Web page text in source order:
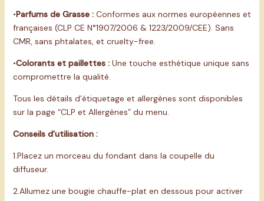
•Parfums de Grasse :Conformes aux normes européennes et
françaises (CLP CE N°1907/2006 & 1223/2009/CEE). Sans
CMR, sans phtalates, et cruelty-free.
•Colorants et paillettes :Une touche esthétique unique sans
compromettre la qualité.
Tous les détails d’étiquetage et allergènes sont disponibles
sur la page “CLP et Allergènes” du menu.
Conseils d’utilisation :
1.Placez un morceau du fondant dans la coupelle du
diffuseur.
2.Allumez une bougie chauffe-plat en dessous pour activer